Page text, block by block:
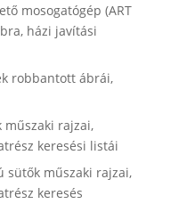
mosogatógép (ART
házi javítási
robbantott ábrái,
rajzai,
keresési listái
műszaki rajzai,
keresés